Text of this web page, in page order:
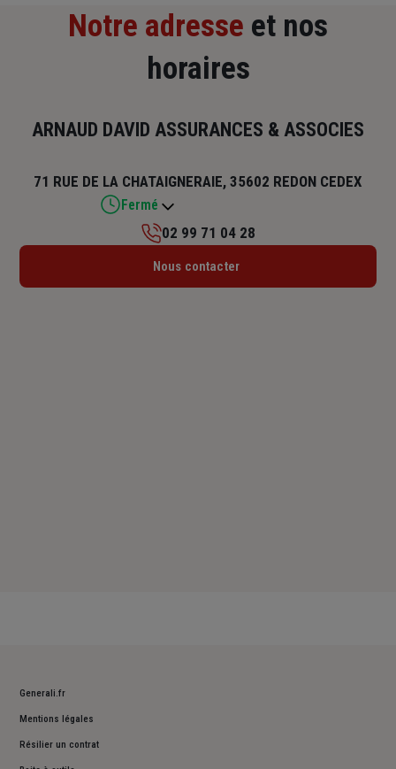
Notre adresse et nos
horaires
ARNAUD DAVID ASSURANCES & ASSOCIES
71 RUE DE LA CHATAIGNERAIE, 35602 REDON CEDEX
Fermé
Lundi : 09h – 12h / 14h – 18h
02 99 71 04 28
Nous contacter
Generali.fr
Mentions légales
Résilier un contrat